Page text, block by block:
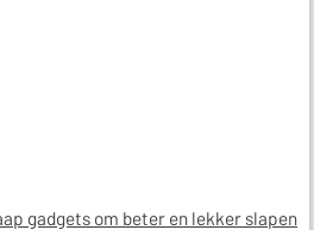
gadgets om beter en lekker slapen